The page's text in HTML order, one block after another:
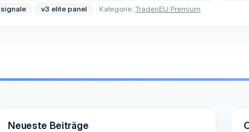
signale v3 elite panel Kategorie: TradenEU Premium
Neueste Beiträge